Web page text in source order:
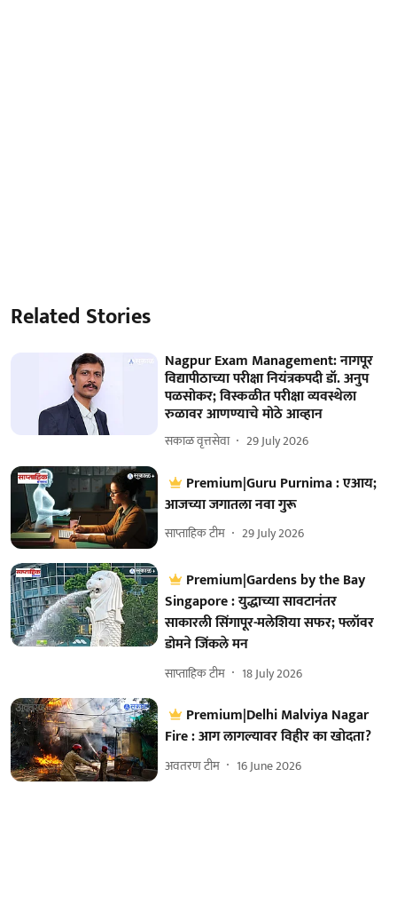
Related Stories
Nagpur Exam Management: नागपूर
विद्यापीठाच्या परीक्षा नियंत्रकपदी डॉ. अनुप
पळसोकर; विस्कळीत परीक्षा व्यवस्थेला
रुळावर आणण्याचे मोठे आव्हान
सकाळ वृत्तसेवा 29 July 2026
Premium|Guru Purnima : एआय;
आजच्या जगातला नवा गुरू
साप्ताहिक टीम 29 July 2026
Premium|Gardens by the Bay
Singapore : युद्धाच्या सावटानंतर
साकारली सिंगापूर-मलेशिया सफर; फ्लॉवर
डोमने जिंकले मन
साप्ताहिक टीम 18 July 2026
Premium|Delhi Malviya Nagar
Fire : आग लागल्यावर विहीर का खोदता?
अवतरण टीम 16 June 2026